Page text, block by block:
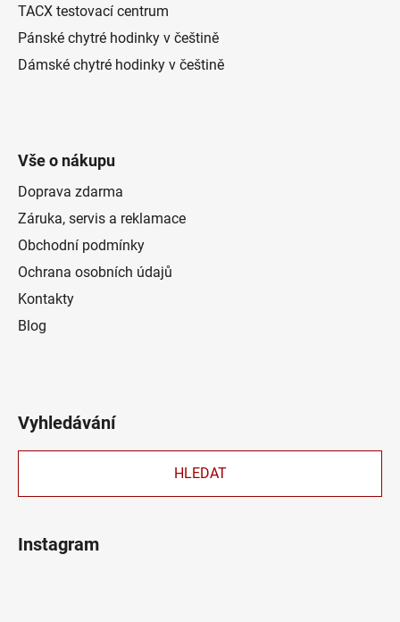
TACX testovací centrum
Pánské chytré hodinky v češtině
Dámské chytré hodinky v češtině
Vše o nákupu
Doprava zdarma
Záruka, servis a reklamace
Obchodní podmínky
Ochrana osobních údajů
Kontakty
Blog
Vyhledávání
HLEDAT
Instagram